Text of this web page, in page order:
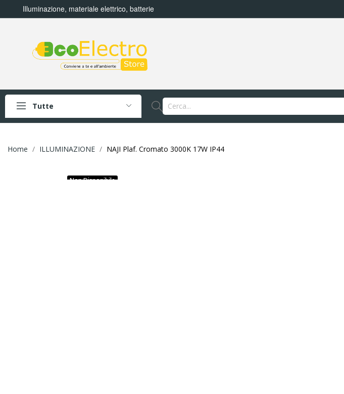
Illuminazione, materiale elettrico, batterie
Tutte
Home ILLUMINAZIONE NAJI Plaf. Cromato 3000K 17W IP44
Non Disponibile